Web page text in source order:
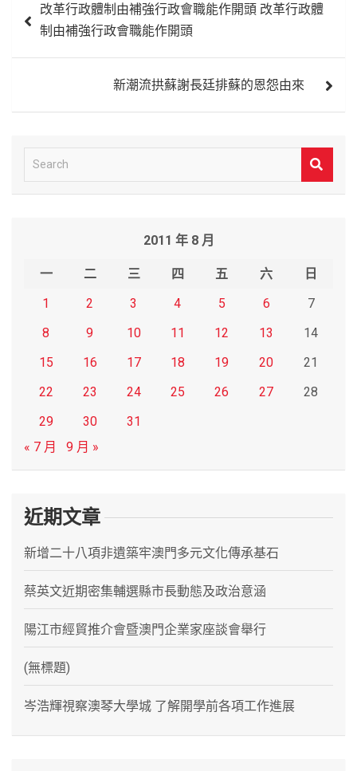
章
改革行政體制由補強行政會職能作開頭 改革行政體
制由補強行政會職能作開頭
新潮流拱蘇謝長廷排蘇的恩怨由來
e
2011 年 8 月
一 二 三 四 五 六
日
1
2 3 4 5 6
7
8
9 10 11 12 13
14
15
16 17 18 19 20
21
22
23 24 25 26 27
28
29
30
31
« 7 月
9 月 »
近期文章
新增二十八項非遺築牢澳門多元文化傳承基石
蔡英文近期密集輔選縣市長動態及政治意涵
陽江市經貿推介會暨澳門企業家座談會舉行
(無標題)
岑浩輝視察澳琴大學城 了解開學前各項工作進展